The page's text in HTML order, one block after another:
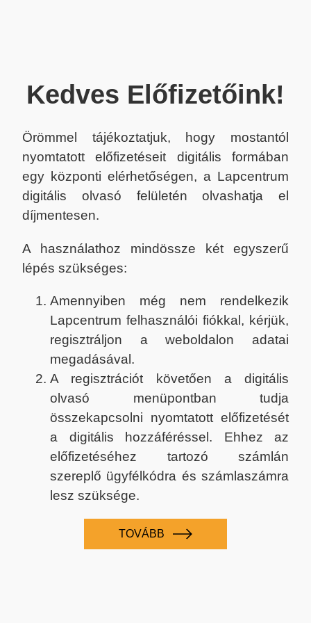
Kedves Előfizetőink!
Örömmel tájékoztatjuk, hogy mostantól
nyomtatott előfizetéseit digitális formában
egy központi elérhetőségen, a Lapcentrum
digitális olvasó felületén olvashatja el
díjmentesen.
A használathoz mindössze két egyszerű
lépés szükséges:
Amennyiben még nem rendelkezik
Lapcentrum felhasználói fiókkal, kérjük,
regisztráljon a weboldalon adatai
megadásával.
A regisztrációt követően a digitális
olvasó menüpontban tudja
összekapcsolni nyomtatott előfizetését
a digitális hozzáféréssel. Ehhez az
előfizetéséhez tartozó számlán
szereplő ügyfélkódra és számlaszámra
lesz szüksége.
TOVÁBB